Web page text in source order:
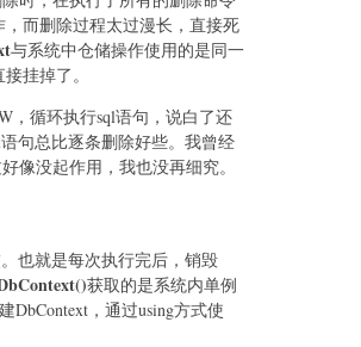
而删除过程太过漫长，直接死
与系统中仓储操作使用的是同一
挂掉了。
，循环执行sql语句，说白了还
句总比逐条删除好些。我曾经
像没起作用，我也没再细究。
也就是每次执行完后，销毁
获取的是系统内单例
，通过using方式使